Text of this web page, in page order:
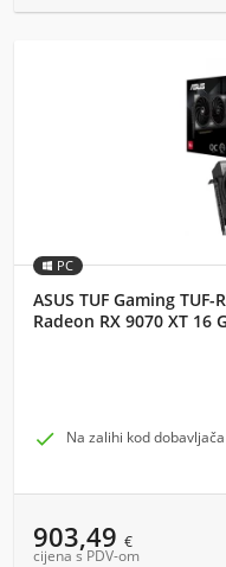
PC
ASUS TUF Gaming TUF-
Radeon RX 9070 XT 16
 Na zalihi kod dobavljača
903,49 €
cijena s PDV-om